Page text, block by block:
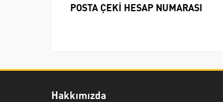
POSTA ÇEKİ HESAP NUMARASI
Hakkımızda